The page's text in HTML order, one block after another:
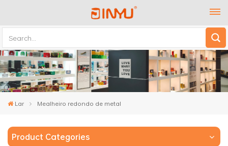
Lar Mealheiro redondo de metal
Product Categories